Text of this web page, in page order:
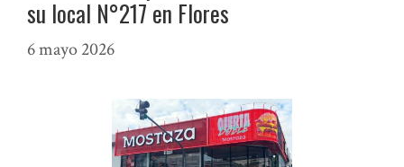
su local N°217 en Flores
6 mayo 2026